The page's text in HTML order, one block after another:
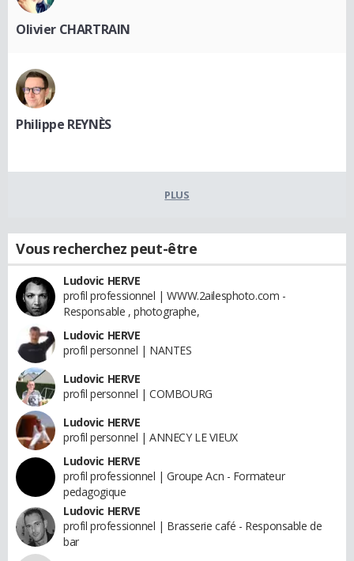
Olivier CHARTRAIN
Philippe REYNÈS
PLUS
Vous recherchez peut-être
Ludovic HERVE
profil professionnel | WWW.2ailesphoto.com -
Responsable , photographe,
Ludovic HERVE
profil personnel | NANTES
Ludovic HERVE
profil personnel | COMBOURG
Ludovic HERVE
profil personnel | ANNECY LE VIEUX
Ludovic HERVE
profil professionnel | Groupe Acn - Formateur
pedagogique
Ludovic HERVE
profil professionnel | Brasserie café - Responsable de
bar